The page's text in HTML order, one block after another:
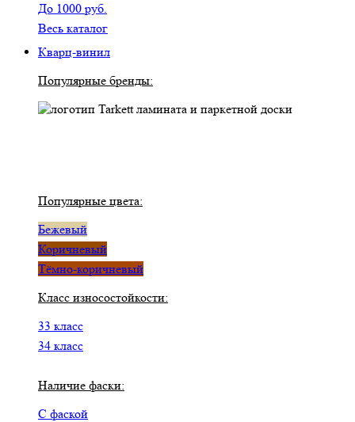
До 1000 руб.
Весь каталог
Кварц-винил
Популярные бренды:
Популярные цвета:
Бежевый
Коричневый
Тёмно-коричневый
Класс износостойкости:
33 класс
34 класс
Наличие фаски:
С фаской